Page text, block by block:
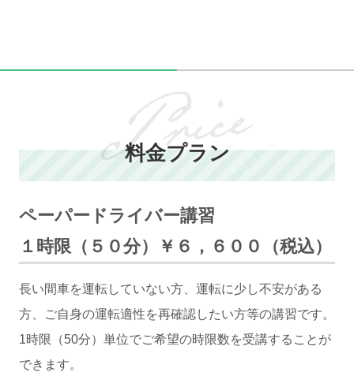
料金プラン
ペーパードライバー講習
１時限（５０分）￥６，６００（税込）
長い間車を運転していない方、運転に少し不安がある
方、ご自身の運転適性を再確認したい方等の講習です。
1時限（50分）単位でご希望の時限数を受講することが
できます。